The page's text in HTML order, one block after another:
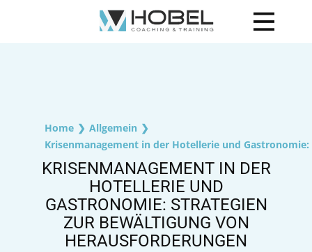
Über mich
Blog
Kontakt
Home ❯ Allgemein ❯
Krisenmanagement in der Hotellerie und
KRISENMANAGEMENT IN DER
HOTELLERIE UND
GASTRONOMIE: STRATEGIEN
ZUR BEWÄLTIGUNG VON
HERAUSFORDERUNGEN